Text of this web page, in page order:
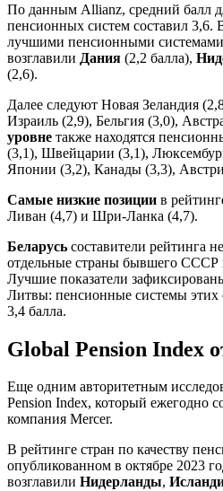
По данным Allianz, средний балл
пенсионных систем составил 3,6.
лучшими пенсионными системами
возглавили Дания (2,2 балла),
(2,6).
Далее следуют Новая Зеландия
Израиль (2,9), Бельгия (3,0),
уровне также находятся
(3,1), Швейцарии (3,1),
Японии (3,2), Канады (3,3),
Самые низкие позиции в
Ливан (4,7) и Шри-Ланка (4,7).
Беларусь составители рейтинга
отдельные страны бывшего СССР
Лучшие показатели
Литвы: пенсионные системы этих
3,4 балла.
Global Pension Index
Еще одним авторитетным
Pension Index, который ежегодно
компания Mercer.
В рейтинге стран по качеству
опубликованном в октябре 2023
возглавили Нидерланды,